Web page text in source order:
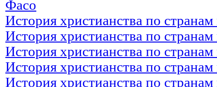
Фасо
История христианства по
История христианства по
История христианства по
История христианства по
История христианства по